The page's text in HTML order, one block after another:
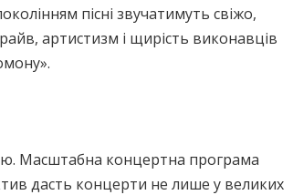
пісні звучатимуть свіжо,
артистизм і щирість виконавців
Масштабна концертна програма
дасть концерти не лише у великих